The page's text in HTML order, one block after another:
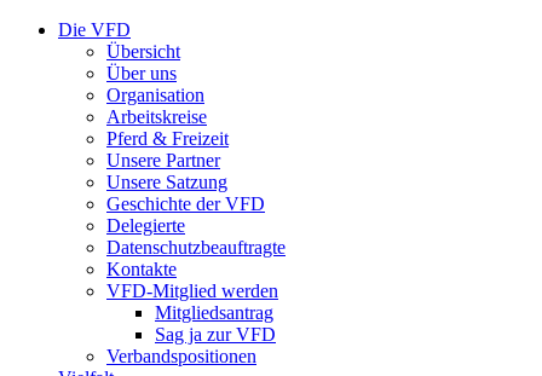
Die VFD
Übersicht
Über uns
Organisation
Arbeitskreise
Pferd & Freizeit
Unsere Partner
Unsere Satzung
Geschichte der VFD
Delegierte
Datenschutzbeauftragte
Kontakte
VFD-Mitglied werden
Mitgliedsantrag
Sag ja zur VFD
Verbandspositionen